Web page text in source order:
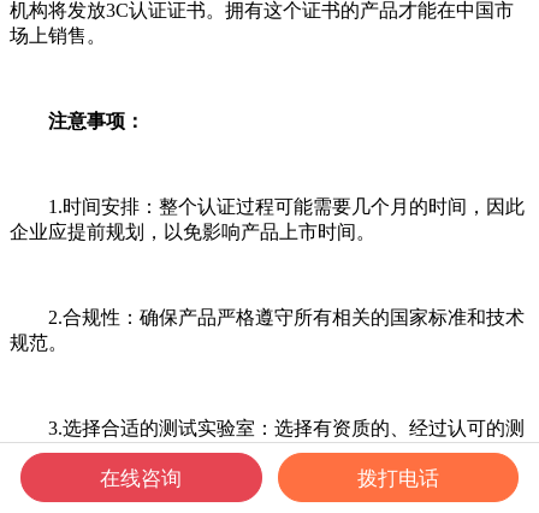
机构将发放3C认证证书。拥有这个证书的产品才能在中国市
场上销售。
注意事项：
1.时间安排：整个认证过程可能需要几个月的时间，因此
企业应提前规划，以免影响产品上市时间。
2.合规性：确保产品严格遵守所有相关的国家标准和技术
规范。
3.选择合适的测试实验室：选择有资质的、经过认可的测
试实验室非常重要，这可以保证测试的有效性和认证的顺利进
行。
在线咨询 拨打电话